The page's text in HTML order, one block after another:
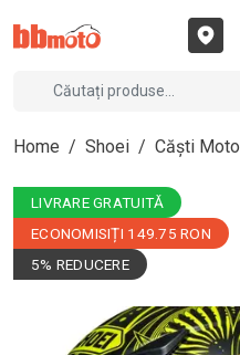
Home / Shoei / Căști Moto
LIVRARE GRATUITĂ
ECONOMISIȚI 149.75 RON
5% REDUCERE